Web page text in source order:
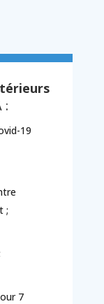
:
19
;
7